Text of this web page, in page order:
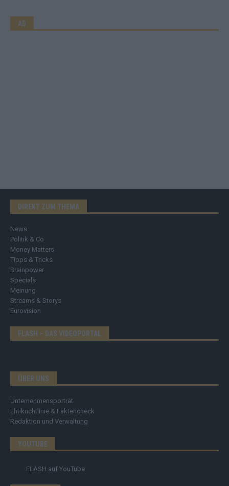
AD
DIREKT ZUM THEMA
News
Politik & Co
Money Matters
Tipps & Tricks
Brainpower
Specials
Meinung
Streams & Storys
Eurovision
FLASH – DAS VIDEOPORTAL
ÜBER UNS
Unternehmensporträt
Ehtikrichtlinie & Faktencheck
Redaktion und Verwaltung
YOUTUBE
FLASH auf YouTube